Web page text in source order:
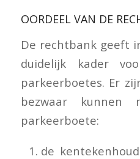
OORDEEL VAN DE
De rechtbank geeft
duidelijk kader
parkeerboetes. Er
bezwaar kunnen
parkeerboete:
de